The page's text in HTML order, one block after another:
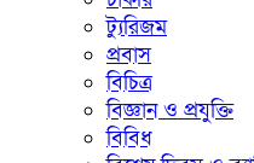
ট্যুরিজম
প্রবাস
বিচিত্র
বিজ্ঞান ও প্রযুক্তি
বিবিধ